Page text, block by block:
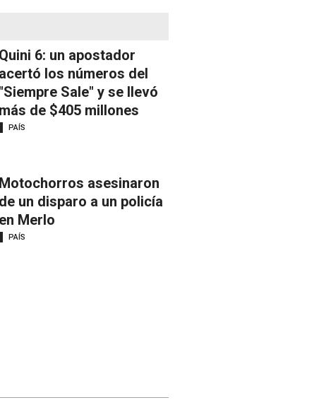
Quini 6: un apostador
acertó los números del
"Siempre Sale" y se llevó
más de $405 millones
PAÍS
Motochorros asesinaron
de un disparo a un policía
en Merlo
PAÍS